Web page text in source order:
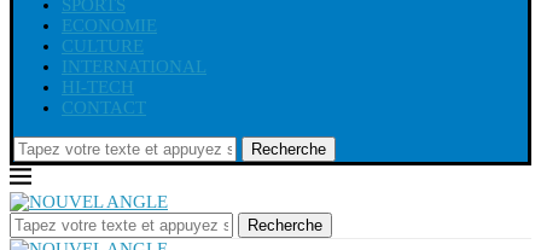
SPORTS
ECONOMIE
CULTURE
INTERNATIONAL
HI-TECH
CONTACT
Recherche
Recherche